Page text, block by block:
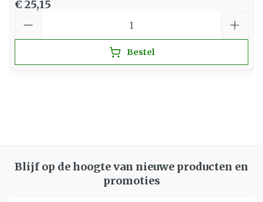
€ 25,15
Bestel
Blijf op de hoogte van nieuwe producten en
promoties